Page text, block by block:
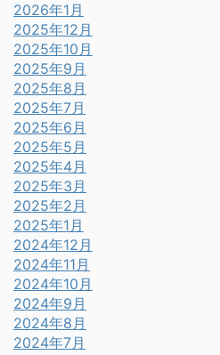
2026年1月
2025年12月
2025年10月
2025年9月
2025年8月
2025年7月
2025年6月
2025年5月
2025年4月
2025年3月
2025年2月
2025年1月
2024年12月
2024年11月
2024年10月
2024年9月
2024年8月
2024年7月